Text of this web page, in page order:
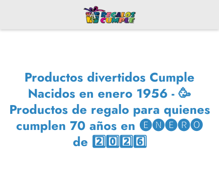
Productos divertidos Cumple
Nacidos en enero 1956 - 🥳
Productos de regalo para quienes
cumplen 70 años en 🅔🅝🅔🅡🅞
de 2️⃣0️⃣2️⃣6️⃣